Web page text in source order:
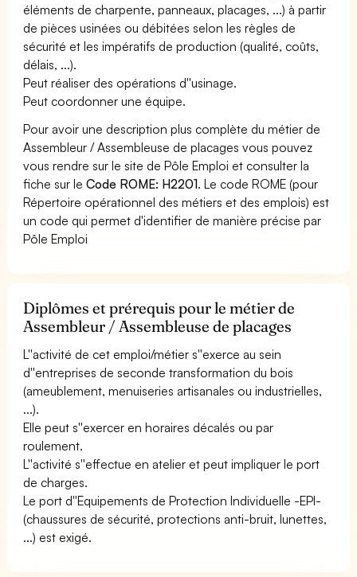
éléments de charpente, panneaux, placages, ...) à partir
de pièces usinées ou débitées selon les règles de
sécurité et les impératifs de production (qualité, coûts,
délais, ...).
Peut réaliser des opérations d''usinage.
Peut coordonner une équipe.
Pour avoir une description plus complète du métier de
Assembleur / Assembleuse de placages vous pouvez
vous rendre sur le site de Pôle Emploi et consulter la
fiche sur leCode ROME: H2201. Le code ROME (pour
Répertoire opérationnel des métiers et des emplois) est
un code qui permet d'identifier de manière précise par
Pôle Emploi
Diplômes et prérequis pour le métier de
Assembleur / Assembleuse de placages
L''activité de cet emploi/métier s''exerce au sein
d''entreprises de seconde transformation du bois
(ameublement, menuiseries artisanales ou industrielles,
...).
Elle peut s''exercer en horaires décalés ou par
roulement.
L''activité s''effectue en atelier et peut impliquer le port
de charges.
Le port d''Equipements de Protection Individuelle -EPI-
(chaussures de sécurité, protections anti-bruit, lunettes,
...) est exigé.